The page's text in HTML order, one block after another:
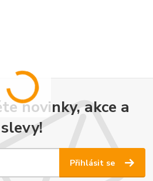
novinky, akce a
slevy!
Přihlásit se